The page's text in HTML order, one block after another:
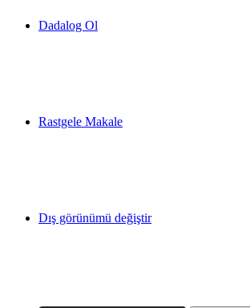
Dadalog Ol
Rastgele Makale
Dış görünümü değiştir